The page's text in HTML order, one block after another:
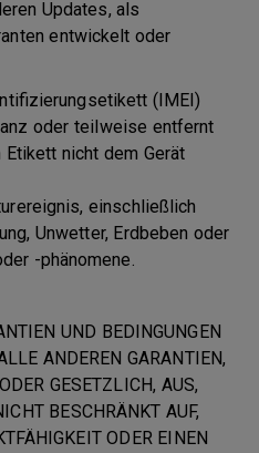
Updates, als
entwickelt oder
(IMEI)
oder teilweise entfernt
nicht dem Gerät
einschließlich
Unwetter, Erdbeben oder
-phänomene.
UND BEDINGUNGEN
ANDEREN GARANTIEN,
GESETZLICH, AUS,
BESCHRÄNKT AUF,
ODER EINEN